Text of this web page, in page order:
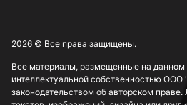
Все материалы, размещенные на данном
интеллектуальной собственностью
законодательством об авторском
2026 © Все права защищены.